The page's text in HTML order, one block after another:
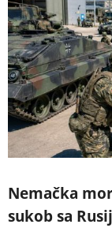
Nemačka
sukob sa